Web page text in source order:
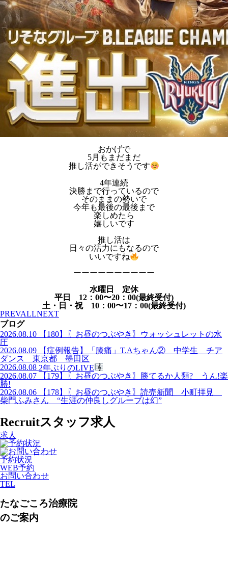
おかげで
5月もまだまだ
推し活ができそうです
4年連続
決勝まで行っているので
そのままの勢いで
今年も最後の最後まで
楽しめたら
嬉しいです
推し活は
日々の活力にもなるので
いいですね
ーーーーーーーーーー
水曜日 定休
平日 12：00〜20：00(最終受付)
土・日・祝 10：00〜17：00(最終受付)
PREVALLNEXT
ブログ
2026.08.10
【180】〖お昼のつぶやき〗ウォッシュレットの水
圧
2026.08.09
【症例報告】「膝痛」T.Aちゃん② 中学生 チア
ダンス 東京都 墨田区
2026.08.08 2年ぶりのLIVE
2026.08.07
【179】〖お昼のつぶやき〗勝てるか人類? うん!楽
勝!
2026.08.06
【178】〖お昼のつぶやき〗読売新聞 小町拝見
柴門ふみさん “生涯の仲良しグループは幻”
Recruitスタッフ求人
求人
予約状況
WEB予約
お問い合わせ
TEL
たなごころ治療院
のご案内